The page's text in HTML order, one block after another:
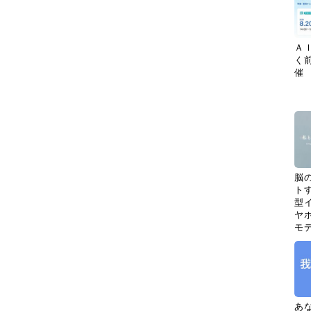
Ａ
く
催
脳
ト
型
ヤ
モ
あ